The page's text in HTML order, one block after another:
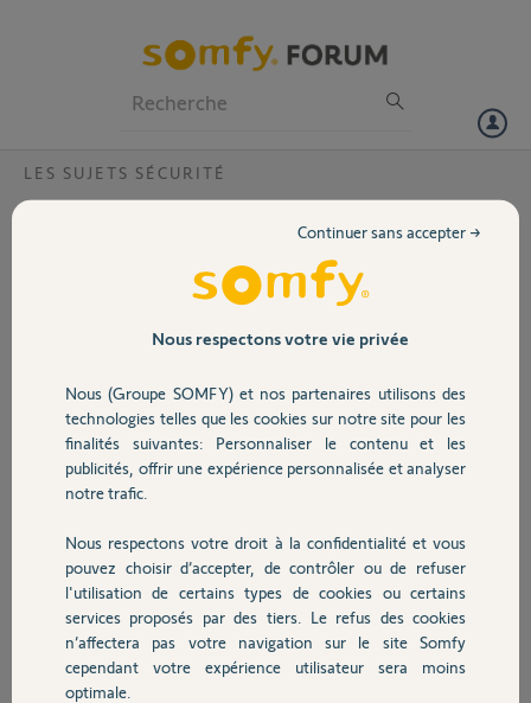
Volet
Sécurité
Domotique
Chauffage
Autres produits
LES SUJETS SÉCURITÉ
J'ai installer une alarme chez les voisin de mes parents.
Acheté sur le site somfy reçu et installé mardi 14 février.
Depuis hier le link ne ce connecte plus au wifi, impossible de changer
le wifi malgré la procédure suivi.
connecter au link, est il possible d'avoir un échange sur ce produit?
Merci,
cedric L.
Participer au fil de discussion
Réponses
Nous respectons votre vie privée
Nous (Groupe SOMFY) et nos partenaires utilisons des
technologies telles que les cookies sur notre site pour les
finalités suivantes: Personnaliser le contenu et les
publicités, offrir une expérience personnalisée et analyser
notre trafic.
Nous respectons votre droit à la confidentialité et vous
pouvez choisir d’accepter, de contrôler ou de refuser
l'utilisation de certains types de cookies ou certains
services proposés par des tiers. Le refus des cookies
n’affectera pas votre navigation sur le site Somfy
cependant votre expérience utilisateur sera moins
optimale.
Continuer sans accepter →